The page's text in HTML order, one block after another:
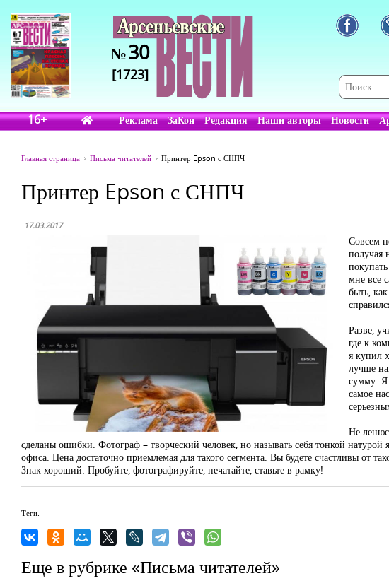
№30
[1723]
16+ Реклама ЗаКон Редакция Наши авторы Новости
Главная страница Письма читателей Принтер Epson с СНПЧ
Принтер Epson с СНПЧ
17.03.2017
Совсем
получая
мне все
быть,
Разве,
где к
я купил
лучше
сумму. Я
самое
Не
сделаны ошибки. Фотограф – творческий человек, но называть себя тонкой
офиса. Цена достаточно приемлемая для такого сегмента. Вы будете счастливы от
Знак хороший. Пробуйте, фотографируйте, печатайте, ставьте в рамку!
Теги:
Еще в рубрике «Письма читателей»